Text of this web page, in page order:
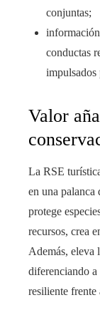
conjuntas;
conductas
impulsados
Valor
La RSE
en una palanca
protege
recursos, crea
Además, eleva
diferenciando
resiliente frente